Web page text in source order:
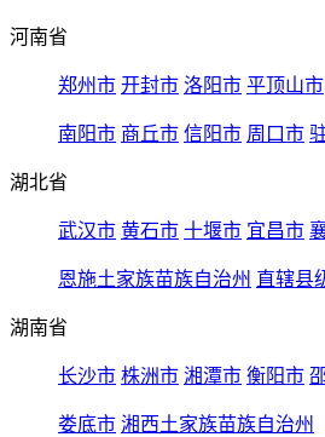
河南省
郑州市 开封市 洛阳市 平顶山市
南阳市 商丘市 信阳市 周口市
湖北省
武汉市 黄石市 十堰市 宜昌市
恩施土家族苗族自治州 直辖县
湖南省
长沙市 株洲市 湘潭市 衡阳市
娄底市 湘西土家族苗族自治州